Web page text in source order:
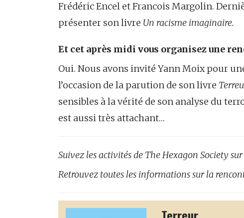
Frédéric Encel et Francois Margolin.
présenter son livre Un racisme imaginaire.
Et cet après midi vous organisez une
Oui. Nous avons invité Yann Moix pour
l’occasion de la parution de son livre
sensibles à la vérité de son analyse du
est aussi très attachant…
Suivez les activités de The Hexagon Society sur
Retrouvez toutes les informations sur la